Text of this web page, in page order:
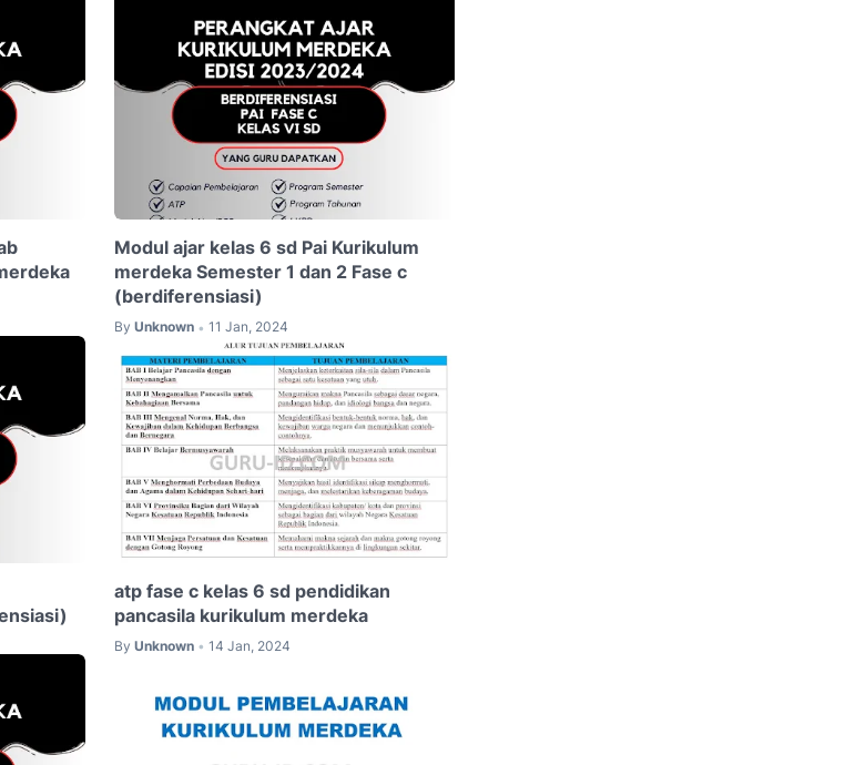
Modul ajar kelas 6 sd Pai Kurikulum
merdeka Semester 1 dan 2 Fase c
(berdiferensiasi)
By Unknown • 11 Jan, 2024
atp fase c kelas 6 sd pendidikan
pancasila kurikulum merdeka
By Unknown • 14 Jan, 2024